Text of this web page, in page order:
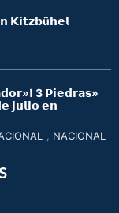
𝗞𝗶𝘁𝘇𝗯ü𝗵𝗲𝗹
3 𝗣𝗶𝗲𝗱𝗿𝗮𝘀»
𝗷𝘂𝗹𝗶𝗼 𝗲𝗻
NACIONAL